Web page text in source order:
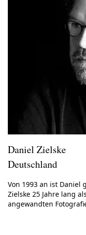
Daniel Zielske
Deutschland
Von 1993 an ist Daniel
Zielske 25 Jahre lang
angewandten